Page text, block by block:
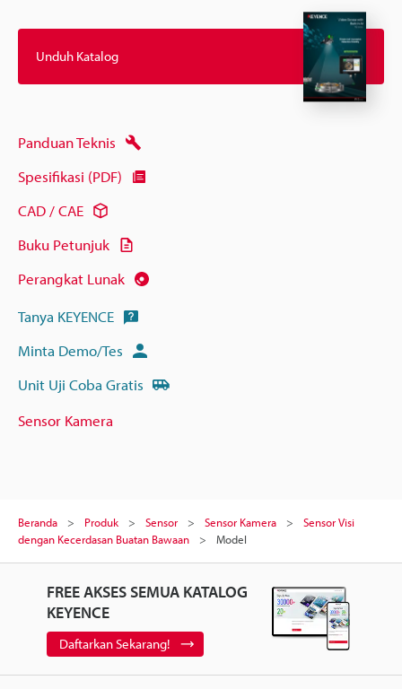
Unduh Katalog
Panduan Teknis
Spesifikasi (PDF)
CAD / CAE
Buku Petunjuk
Perangkat Lunak
Tanya KEYENCE
Minta Demo/Tes
Unit Uji Coba Gratis
Sensor Kamera
Beranda Produk Sensor Sensor Kamera
Sensor Visi
dengan Kecerdasan Buatan Bawaan
Model
FREE AKSES SEMUA KATALOG
KEYENCE
Daftarkan Sekarang!